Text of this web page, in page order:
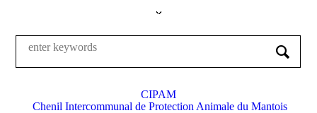
CIPAM
Chenil Intercommunal de Protection Animale du Mantois